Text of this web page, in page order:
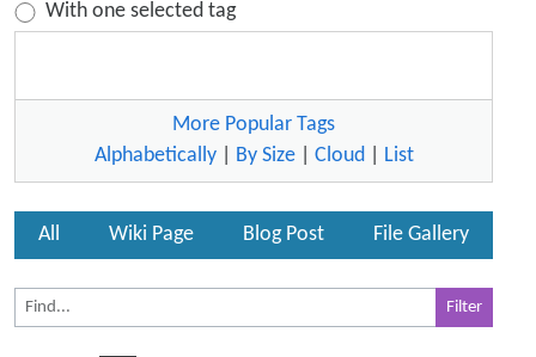
With one selected tag
More Popular Tags
Alphabetically| By Size| Cloud List
All Wiki Page Blog Post File Gallery